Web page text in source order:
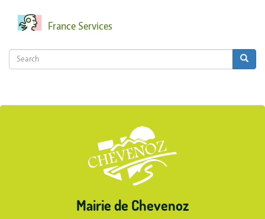
France Services
Search
Search Search
Mairie de Chevenoz